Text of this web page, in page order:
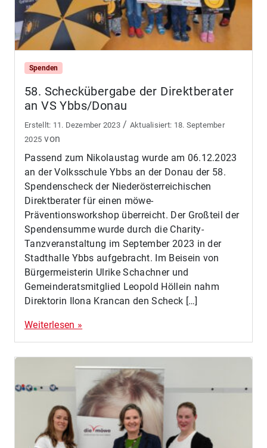
Spenden
58. Scheckübergabe der Direktberater
an VS Ybbs/Donau
11. Dezember 2023 /
18. September
2025 von
Passend zum Nikolaustag wurde am 06.12.2023
an der Volksschule Ybbs an der Donau der 58.
Spendenscheck der Niederösterreichischen
Direktberater für einen möwe-
Präventionsworkshop überreicht. Der Großteil der
Spendensumme wurde durch die Charity-
Tanzveranstaltung im September 2023 in der
Stadthalle Ybbs aufgebracht. Im Beisein von
Bürgermeisterin Ulrike Schachner und
Gemeinderatsmitglied Leopold Höllein nahm
Direktorin Ilona Krancan den Scheck […]
Weiterlesen »